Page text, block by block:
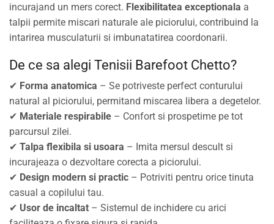
incurajand un mers corect. Flexibilitatea exceptionala a
talpii permite miscari naturale ale piciorului, contribuind la
intarirea musculaturii si imbunatatirea coordonarii.
De ce sa alegi Tenisii Barefoot Chetto?
✔ Forma anatomica – Se potriveste perfect conturului
natural al piciorului, permitand miscarea libera a degetelor.
✔ Materiale respirabile – Confort si prospetime pe tot
parcursul zilei.
✔ Talpa flexibila si usoara – Imita mersul descult si
incurajeaza o dezvoltare corecta a piciorului.
✔ Design modern si practic – Potriviti pentru orice tinuta
casual a copilului tau.
✔ Usor de incaltat – Sistemul de inchidere cu arici